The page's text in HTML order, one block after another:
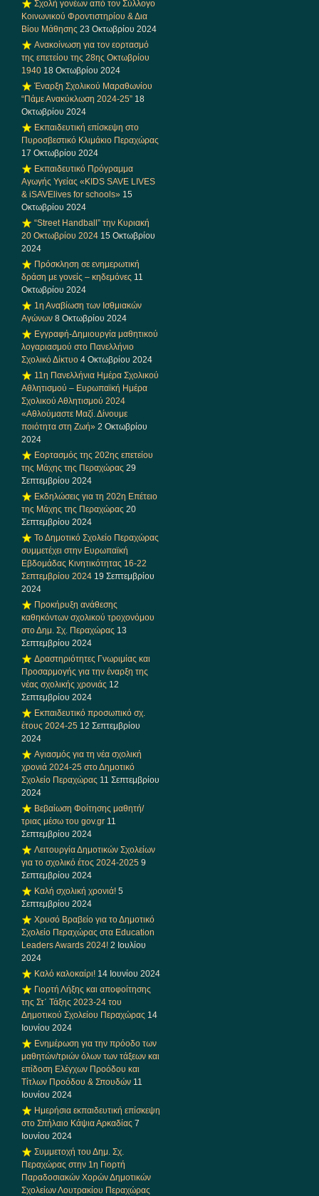
Σχολή γονέων από τον Σύλλογο
Κοινωνικού Φροντιστηρίου & Δια
Βίου Μάθησης 23 Οκτωβρίου 2024
Ανακοίνωση για τον εορτασμό
της επετείου της 28ης Οκτωβρίου
1940 18 Οκτωβρίου 2024
Έναρξη Σχολικού Μαραθωνίου
“Πάμε Ανακύκλωση 2024-25” 18
Οκτωβρίου 2024
Εκπαιδευτική επίσκεψη στο
Πυροσβεστικό Κλιμάκιο Περαχώρας
17 Οκτωβρίου 2024
Εκπαιδευτικό Πρόγραμμα
Αγωγής Υγείας «KIDS SAVE LIVES
& iSAVElives for schools» 15
Οκτωβρίου 2024
“Street Handball” την Κυριακή
20 Οκτωβρίου 2024 15 Οκτωβρίου
2024
Πρόσκληση σε ενημερωτική
δράση με γονείς – κηδεμόνες 11
Οκτωβρίου 2024
1η Αναβίωση των Ισθμιακών
Αγώνων 8 Οκτωβρίου 2024
Εγγραφή-Δημιουργία μαθητικού
λογαριασμού στο Πανελλήνιο
Σχολικό Δίκτυο 4 Οκτωβρίου 2024
11η Πανελλήνια Ημέρα Σχολικού
Αθλητισμού – Ευρωπαϊκή Ημέρα
Σχολικού Αθλητισμού 2024
«Αθλούμαστε Μαζί. Δίνουμε
ποιότητα στη Ζωή» 2 Οκτωβρίου
2024
Εορτασμός της 202ης επετείου
της Μάχης της Περαχώρας 29
Σεπτεμβρίου 2024
Εκδηλώσεις για τη 202η Επέτειο
της Μάχης της Περαχώρας 20
Σεπτεμβρίου 2024
Το Δημοτικό Σχολείο Περαχώρας
συμμετέχει στην Ευρωπαϊκή
Εβδομάδας Κινητικότητας 16-22
Σεπτεμβρίου 2024 19 Σεπτεμβρίου
2024
Προκήρυξη ανάθεσης
καθηκόντων σχολικού τροχονόμου
στο Δημ. Σχ. Περαχώρας 13
Σεπτεμβρίου 2024
Δραστηριότητες Γνωριμίας και
Προσαρμογής για την έναρξη της
νέας σχολικής χρονιάς 12
Σεπτεμβρίου 2024
Εκπαιδευτικό προσωπικό σχ.
έτους 2024-25 12 Σεπτεμβρίου
2024
Αγιασμός για τη νέα σχολική
χρονιά 2024-25 στο Δημοτικό
Σχολείο Περαχώρας 11 Σεπτεμβρίου
2024
Βεβαίωση Φοίτησης μαθητή/
τριας μέσω του gov.gr 11
Σεπτεμβρίου 2024
Λειτουργία Δημοτικών Σχολείων
για το σχολικό έτος 2024-2025 9
Σεπτεμβρίου 2024
Καλή σχολική χρονιά! 5
Σεπτεμβρίου 2024
Χρυσό Βραβείο για το Δημοτικό
Σχολείο Περαχώρας στα Education
Leaders Awards 2024! 2 Ιουλίου
2024
Καλό καλοκαίρι! 14 Ιουνίου 2024
Γιορτή Λήξης και αποφοίτησης
της Στ΄ Τάξης 2023-24 του
Δημοτικού Σχολείου Περαχώρας 14
Ιουνίου 2024
Ενημέρωση για την πρόοδο των
μαθητών/τριών όλων των τάξεων και
επίδοση Ελέγχων Προόδου και
Τίτλων Προόδου & Σπουδών 11
Ιουνίου 2024
Ημερήσια εκπαιδευτική επίσκεψη
στο Σπήλαιο Κάψια Αρκαδίας 7
Ιουνίου 2024
Συμμετοχή του Δημ. Σχ.
Περαχώρας στην 1η Γιορτή
Παραδοσιακών Χορών Δημοτικών
Σχολείων Λουτρακίου Περαχώρας